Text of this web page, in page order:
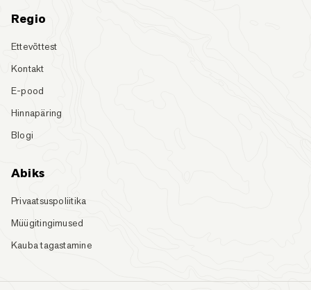
Regio
Ettevõttest
Kontakt
E-pood
Hinnapäring
Blogi
Abiks
Privaatsuspoliitika
Müügitingimused
Kauba tagastamine